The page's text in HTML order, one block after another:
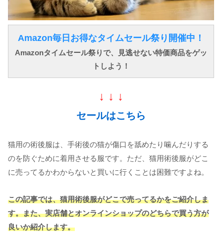
Amazon毎日お得なタイムセール祭り開催中！
Amazonタイムセール祭りで、見逃せない特価商品をゲッ
トしよう！
↓ ↓ ↓
セールはこちら
猫用の術後服は、手術後の猫が傷口を舐めたり噛んだりする
のを防ぐために着用させる服です。 ただ、猫用術後服がどこ
に売ってるかわからないと買いに行くことは困難ですよね。
この記事では、猫用術後服がどこで売ってるかをご紹介しま
す。また、実店舗とオンラインショップのどちらで買う方が
良いか紹介します。